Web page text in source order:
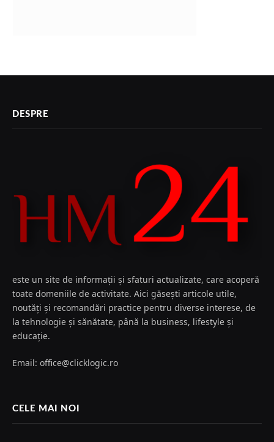
DESPRE
este un site de informații și sfaturi actualizate, care acoperă
toate domeniile de activitate. Aici găsești articole utile,
noutăți și recomandări practice pentru diverse interese, de
la tehnologie și sănătate, până la business, lifestyle și
educație.
Email: office@clicklogic.ro
CELE MAI NOI